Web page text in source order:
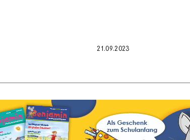
21.09.2023